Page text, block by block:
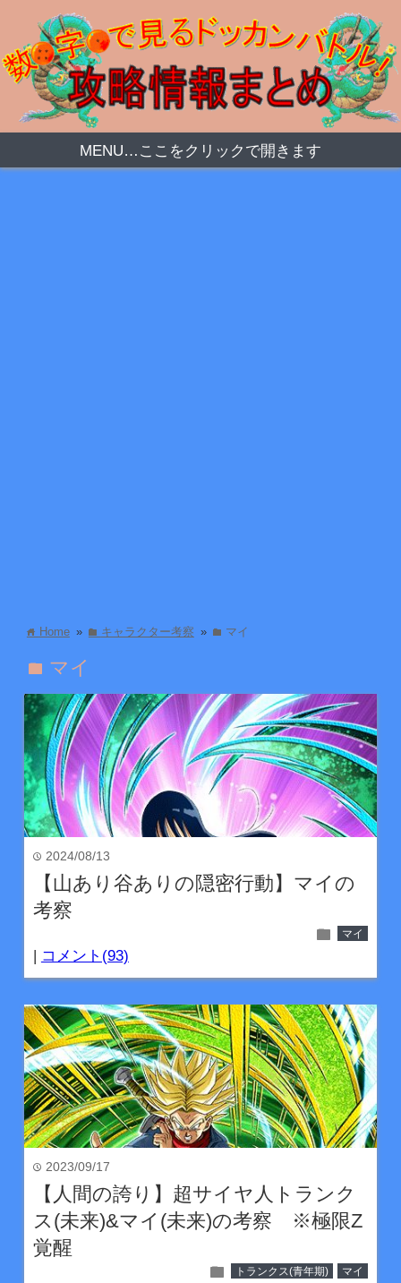
MENU…ここをクリックで開きます
home Home » folder キャラクター考察 » folder マイ
folder マイ
time 2024/08/13
【山あり谷ありの隠密行動】マイの
考察
folder マイ
| コメント(93)
time 2023/09/17
【人間の誇り】超サイヤ人トランク
ス(未来)&マイ(未来)の考察 ※極限Z
覚醒
folder トランクス(青年期) マイ